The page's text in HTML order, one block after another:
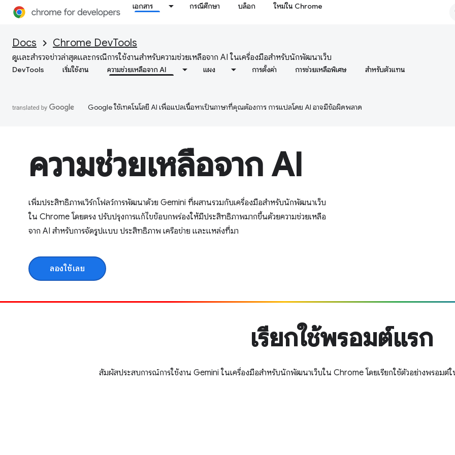
เอกสาร กรณีศึกษา บล็อก ใหม่ใน Chrome
Docs Chrome DevTools
ดูและสำรวจข่าวล่าสุดและกรณีการใช้งานสำหรับความช่วยเหลือจาก AI ในเครื่องมือสำหรับนักพัฒนาเว็บ
DevTools เริ่มใช้งาน ความช่วยเหลือจาก AI แผง การตั้งค่า การช่วยเหลือพิเศษ สำหรับตัวแทน
Google ใช้เทคโนโลยี AI เพื่อแปลเนื้อหาเป็นภาษาที่คุณต้องการ การแปลโดย AI อาจมีข้อผิดพลาด
ความช่วยเหลือจาก AI
เพิ่มประสิทธิภาพเวิร์กโฟลว์การพัฒนาด้วย Gemini ที่ผสานรวมกับเครื่องมือสำหรับนักพัฒนาเว็บ
ใน Chrome โดยตรง ปรับปรุงการแก้ไขข้อบกพร่องให้มีประสิทธิภาพมากขึ้นด้วยความช่วยเหลือ
จาก AI สําหรับการจัดรูปแบบ ประสิทธิภาพ เครือข่าย และแหล่งที่มา
ลองใช้เลย
เรียกใช้พรอมต์แรก
สัมผัสประสบการณ์การใช้งาน Gemini ในเครื่องมือสำหรับนักพัฒนาเว็บใน Chrome โดยเรียกใช้ตัวอย่างพรอ